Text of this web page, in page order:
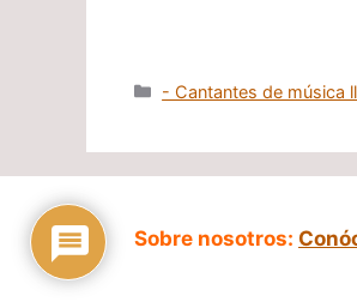
Categorías
- Cantantes de música
Sobre nosotros: